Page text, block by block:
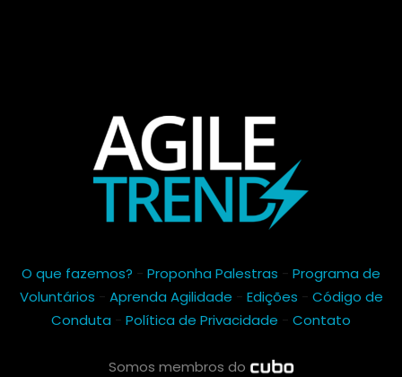
O que fazemos? - Proponha Palestras - Programa de
Voluntários - Aprenda Agilidade - Edições - Código de
Conduta - Política de Privacidade - Contato
Somos membros do